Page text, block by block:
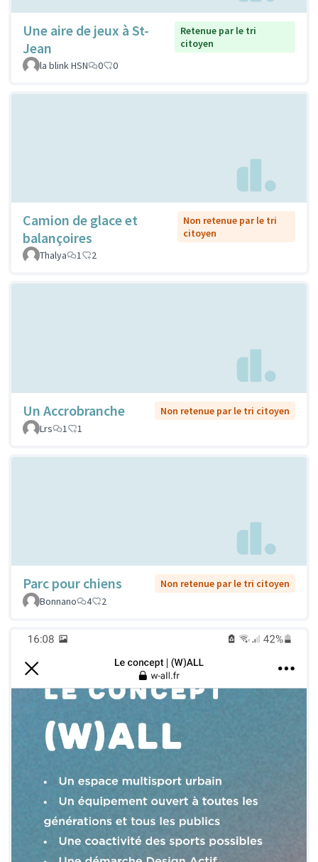
Une aire de jeux à St-
Jean
Retenue par le tri
citoyen
la blink HSN
0 0
Camion de glace et
balançoires
Non retenue par le tri
citoyen
Thalya
1 2
Un Accrobranche
Non retenue par le tri citoyen
Lrs
1 1
Parc pour chiens
Non retenue par le tri citoyen
Bonnano
4 2